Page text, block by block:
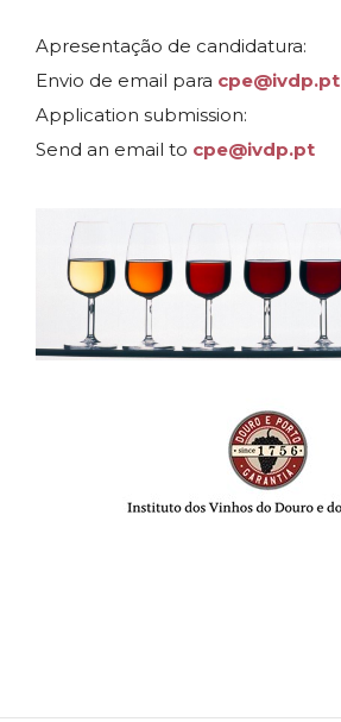
Apresentação de candidatura:
Envio de email para cpe@ivdp.pt
Application submission:
Send an email to cpe@ivdp.pt